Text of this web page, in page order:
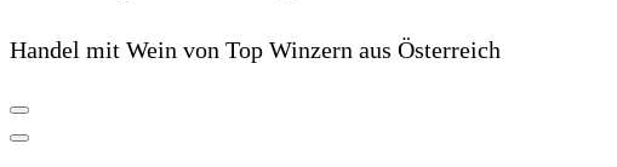
Handel mit Wein von Top Winzern aus Österreich